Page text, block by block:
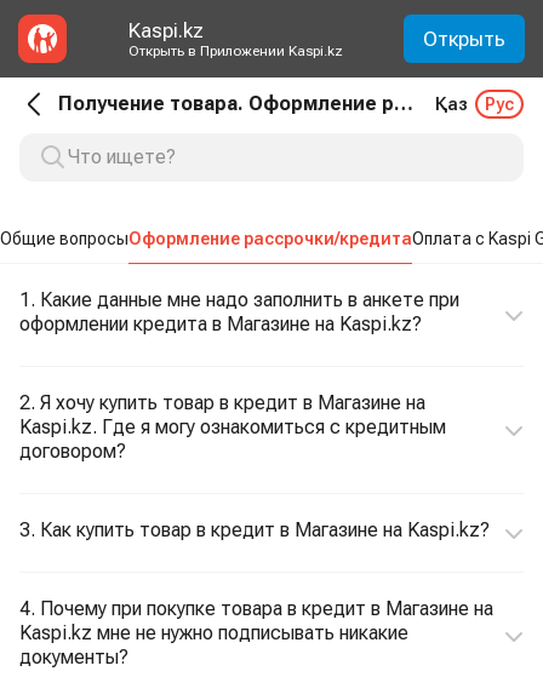
Kaspi.kz
Открыть в Приложении Kaspi.kz Открыть
Получение товара. Оформление рассрочки/кредита Қаз Рус
Общие вопросыОформление рассрочки/кредитаОплата с Kaspi
1. Какие данные мне надо заполнить в анкете при
оформлении кредита в Магазине на Kaspi.kz?
2. Я хочу купить товар в кредит в Магазине на
Kaspi.kz. Где я могу ознакомиться с кредитным
договором?
3. Как купить товар в кредит в Магазине на Kaspi.kz?
4. Почему при покупке товара в кредит в Магазине на
Kaspi.kz мне не нужно подписывать никакие
документы?